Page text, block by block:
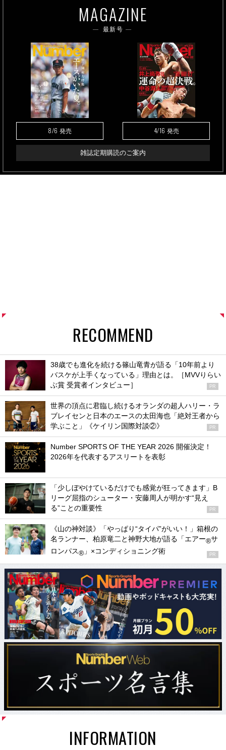
MAGAZINE
最新号
8/6 発売 4/16 発売
雑誌定期購読のご案内
RECOMMEND
38歳でも進化を続ける篠山竜青が語る「10年前より
バスケが上手くなっている」理由とは。［MVVりらい
ぶ賞 受賞者インタビュー］
PR
世界の頂点に君臨し続けるオランダの超人ハリー・ラ
ブレイセンと日本のエースの太田海也「絶対王者から
学ぶこと」《ケイリン国際対談②》
PR
Number SPORTS OF THE YEAR 2026 開催決定！
2026年を代表するアスリートを表彰
「少しぼやけているだけでも感覚が狂ってきます」B
リーグ屈指のシューター・安藤周人が明かす“見え
る”ことの重要性
PR
《山の神対談》「やっぱり“タイパ”がいい！」箱根の
名ランナー、柏原竜二と神野大地が語る「エアー®サ
ロンパス® 」×コンディショニング術 PR
INFORMATION